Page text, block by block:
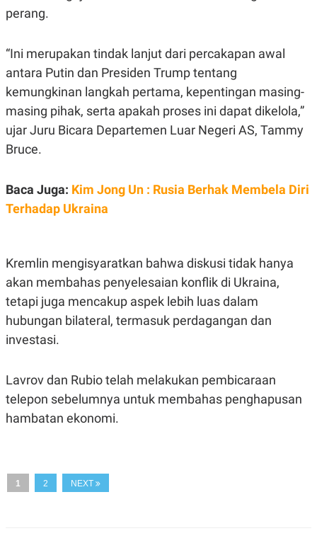
A
M
Y
E
E
.
I
L
A
N
G
G
A
N
E
I
E
R
J
M
T
E
P
A
P
R
A
D
V
E
T
S
G
K
M
.
I
perang.
“Ini merupakan tindak lanjut dari percakapan awal
antara Putin dan Presiden Trump tentang
kemungkinan langkah pertama, kepentingan masing-
masing pihak, serta apakah proses ini dapat dikelola,”
ujar Juru Bicara Departemen Luar Negeri AS, Tammy
Bruce.
Baca Juga: Kim Jong Un : Rusia Berhak Membela Diri
Terhadap Ukraina
Kremlin mengisyaratkan bahwa diskusi tidak hanya
akan membahas penyelesaian konflik di Ukraina,
tetapi juga mencakup aspek lebih luas dalam
hubungan bilateral, termasuk perdagangan dan
investasi.
Lavrov dan Rubio telah melakukan pembicaraan
telepon sebelumnya untuk membahas penghapusan
hambatan ekonomi.
1 2 NEXT